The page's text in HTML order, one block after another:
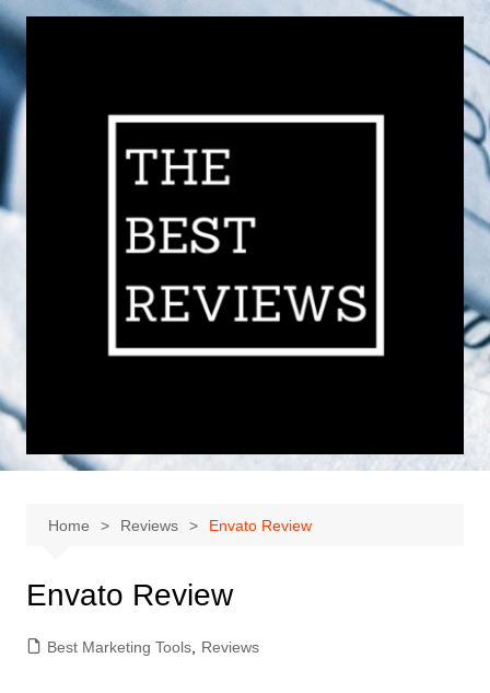
Home Reviews Envato Review
Envato Review
Best Marketing Tools, Reviews